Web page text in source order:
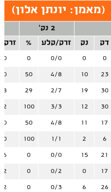
(מאמן: יונתן אלון)
2 נק'
דק נק זרק/קלע %
0
0
0/0
0
0
23
10
4/8
50
0
30
19
2/7
29
8
30
12
3/3
100
2
17
11
4/8
50
0
6
2
1/1
100
0
21
15
0/0
0
6
17
0
0/2
0
2
26
6
0/3
0
2